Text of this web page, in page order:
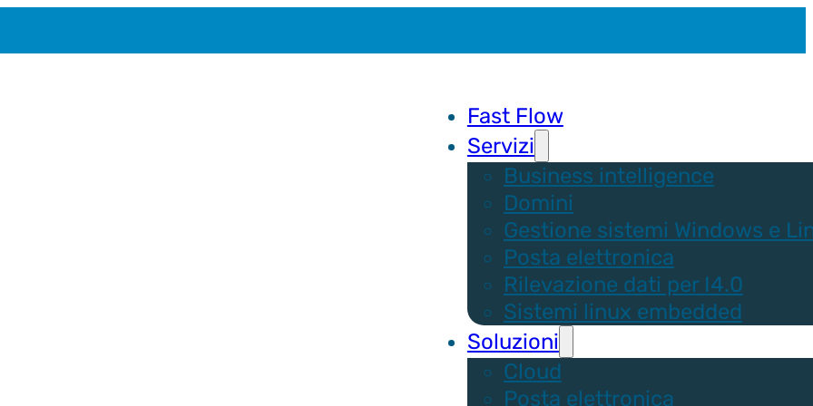
Fast Flow
Servizi
Business intelligence
Domini
Gestione sistemi Windows e
Posta elettronica
Rilevazione dati per I4.0
Sistemi linux embedded
Soluzioni
Cloud
Posta elettronica